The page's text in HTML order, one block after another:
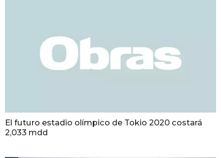
El futuro estadio olímpico de Tokio 2020 costará
2,033 mdd